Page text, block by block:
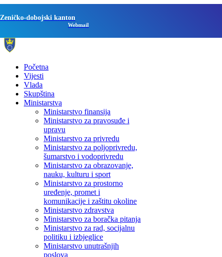
Zeničko-dobojski kanton
Webmail
Početna
Vijesti
Vlada
Skupština
Ministarstva
Ministarstvo finansija
Ministarstvo za pravosuđe i
upravu
Ministarstvo za privredu
Ministarstvo za poljoprivredu,
šumarstvo i vodoprivredu
Ministarstvo za obrazovanje,
nauku, kulturu i sport
Ministarstvo za prostorno
uređenje, promet i
komunikacije i zaštitu okoline
Ministarstvo zdravstva
Ministarstvo za boračka pitanja
Ministarstvo za rad, socijalnu
politiku i izbjeglice
Ministarstvo unutrašnjih
poslova